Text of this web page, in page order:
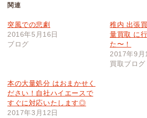
関連
突風での悲劇
2016年5月16日
ブログ
稚内 出張
量買取 に
た〜！
2017年9月
買取ブログ
本の大量処分 はおまかせく
ださい！自社ハイエースで
すぐに対応いたします◎
2017年3月12日